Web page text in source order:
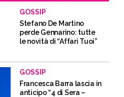
GOSSIP
Stefano De Martino
perde Gennarino: tutte
le novità di “Affari Tuoi”
GOSSIP
Francesca Barra lascia in
anticipo “4 di Sera –